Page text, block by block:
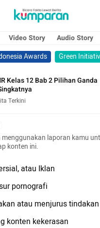
Video Story Audio Story
Awards
Green
Kelas 12 Bab 2 Pilihan Ganda
Terkini
laporan kamu
konten ini.
atau Iklan
pornografi
atau menjurus
konten kekerasan